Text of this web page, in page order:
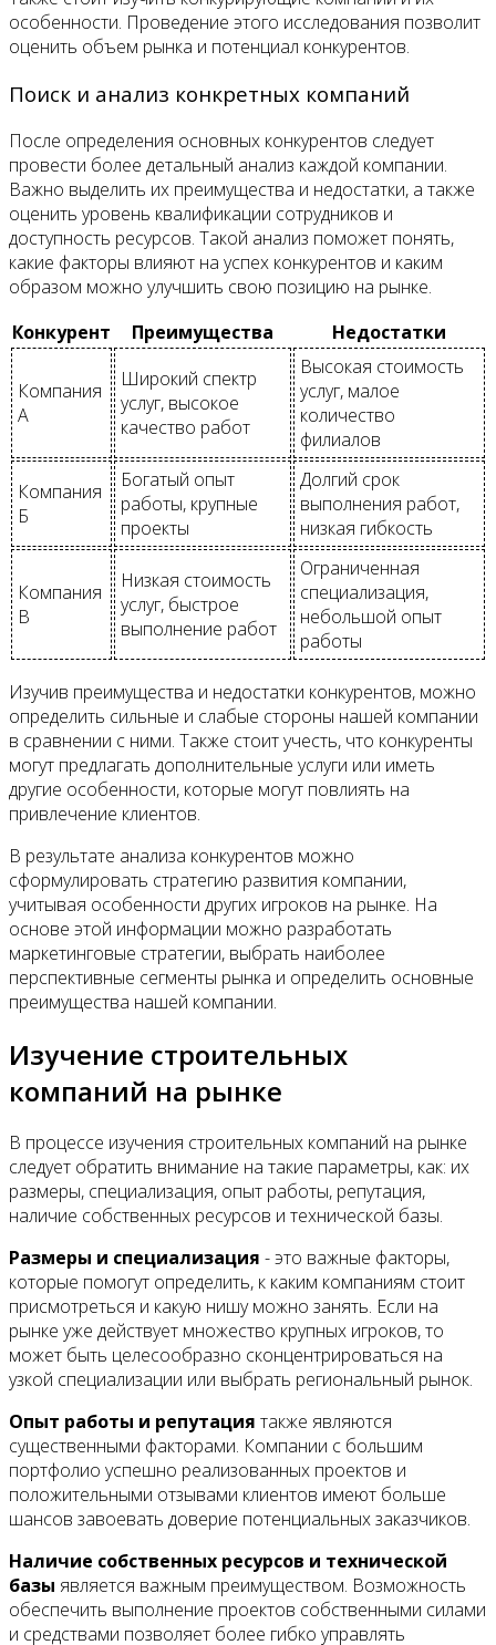
особенности. Проведение этого исследования позволит
оценить объем рынка и потенциал конкурентов.
Поиск и анализ конкретных компаний
После определения основных конкурентов следует
провести более детальный анализ каждой компании.
Важно выделить их преимущества и недостатки, а также
оценить уровень квалификации сотрудников и
доступность ресурсов. Такой анализ поможет понять,
какие факторы влияют на успех конкурентов и каким
образом можно улучшить свою позицию на рынке.
Конкурент
Преимущества Недостатки
Компания
А
Широкий спектр
услуг, высокое
качество работ
Высокая стоимость
услуг, малое
количество
филиалов
Компания
Б
Богатый опыт
работы, крупные
проекты
Долгий срок
выполнения работ,
низкая гибкость
Компания
В
Низкая стоимость
услуг, быстрое
выполнение работ
Ограниченная
специализация,
небольшой опыт
работы
Изучив преимущества и недостатки конкурентов, можно
определить сильные и слабые стороны нашей компании
в сравнении с ними. Также стоит учесть, что конкуренты
могут предлагать дополнительные услуги или иметь
другие особенности, которые могут повлиять на
привлечение клиентов.
В результате анализа конкурентов можно
сформулировать стратегию развития компании,
учитывая особенности других игроков на рынке. На
основе этой информации можно разработать
маркетинговые стратегии, выбрать наиболее
перспективные сегменты рынка и определить основные
преимущества нашей компании.
Изучение строительных
компаний на рынке
В процессе изучения строительных компаний на рынке
следует обратить внимание на такие параметры, как: их
размеры, специализация, опыт работы, репутация,
наличие собственных ресурсов и технической базы.
Размеры и специализация - это важные факторы,
которые помогут определить, к каким компаниям стоит
присмотреться и какую нишу можно занять. Если на
рынке уже действует множество крупных игроков, то
может быть целесообразно сконцентрироваться на
узкой специализации или выбрать региональный рынок.
Опыт работы и репутация также являются
существенными факторами. Компании с большим
портфолио успешно реализованных проектов и
положительными отзывами клиентов имеют больше
шансов завоевать доверие потенциальных заказчиков.
Наличие собственных ресурсов и технической
базы является важным преимуществом. Возможность
обеспечить выполнение проектов собственными силами
и средствами позволяет более гибко управлять